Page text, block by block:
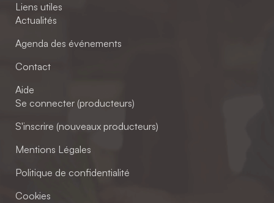
Liens utiles
Actualités
Agenda des événements
Contact
Aide
Se connecter (producteurs)
S'inscrire (nouveaux producteurs)
Mentions Légales
Politique de confidentialité
Cookies